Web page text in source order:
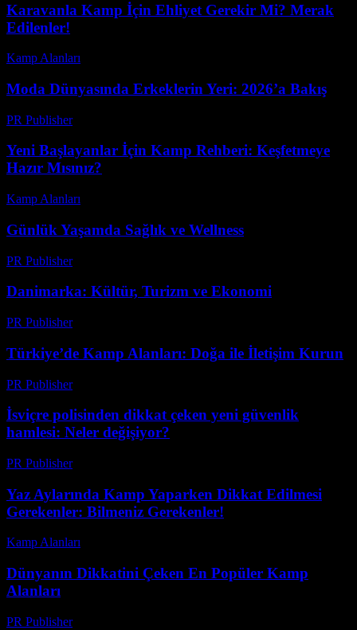
Karavanla Kamp İçin Ehliyet Gerekir Mi? Merak
Edilenler!
Kamp Alanları
Moda Dünyasında Erkeklerin Yeri: 2026’a Bakış
PR Publisher-
Yeni Başlayanlar İçin Kamp Rehberi: Keşfetmeye
Hazır Mısınız?
Kamp Alanları
Günlük Yaşamda Sağlık ve Wellness
PR Publisher-
Danimarka: Kültür, Turizm ve Ekonomi
PR Publisher-
Türkiye’de Kamp Alanları: Doğa ile İletişim Kurun
PR Publisher-
İsviçre polisinden dikkat çeken yeni güvenlik
hamlesi: Neler değişiyor?
PR Publisher-
Yaz Aylarında Kamp Yaparken Dikkat Edilmesi
Gerekenler: Bilmeniz Gerekenler!
Kamp Alanları
Dünyanın Dikkatini Çeken En Popüler Kamp
Alanları
PR Publisher-